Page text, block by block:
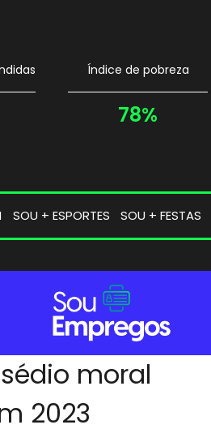
Índice de pobreza
78%
SOU + ESPORTES SOU + FESTAS
moral
2023